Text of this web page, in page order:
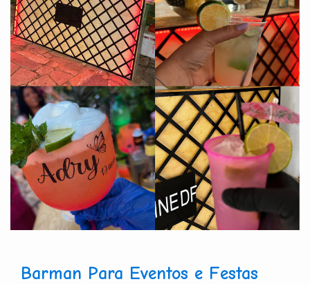
Barman Para Eventos e Festas